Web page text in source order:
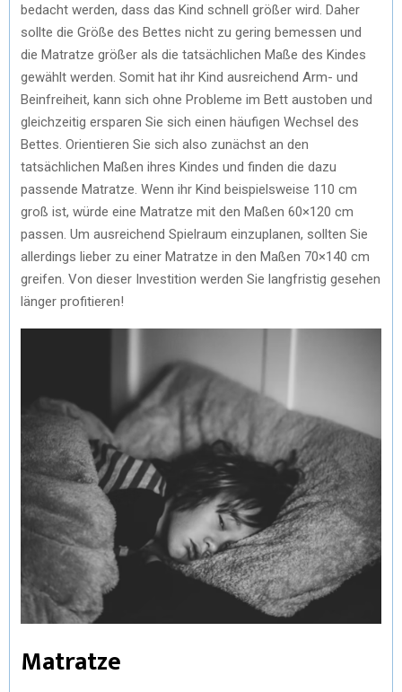
bedacht werden, dass das Kind schnell größer wird. Daher
sollte die Größe des Bettes nicht zu gering bemessen und
die Matratze größer als die tatsächlichen Maße des Kindes
gewählt werden. Somit hat ihr Kind ausreichend Arm- und
Beinfreiheit, kann sich ohne Probleme im Bett austoben und
gleichzeitig ersparen Sie sich einen häufigen Wechsel des
Bettes. Orientieren Sie sich also zunächst an den
tatsächlichen Maßen ihres Kindes und finden die dazu
passende Matratze. Wenn ihr Kind beispielsweise 110 cm
groß ist, würde eine Matratze mit den Maßen 60×120 cm
passen. Um ausreichend Spielraum einzuplanen, sollten Sie
allerdings lieber zu einer Matratze in den Maßen 70×140 cm
greifen. Von dieser Investition werden Sie langfristig gesehen
länger profitieren!
Matratze